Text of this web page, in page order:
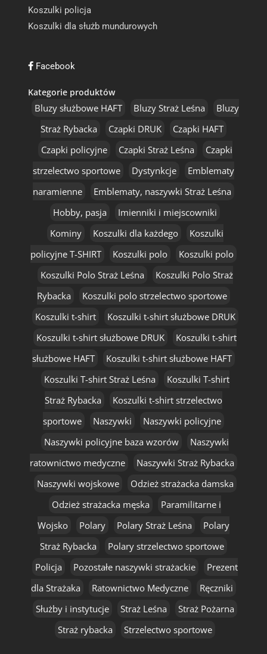
Koszulki policja
Koszulki dla służb mundurowych
Facebook
Kategorie produktów
Bluzy służbowe HAFT Bluzy Straż Leśna
Bluzy
Straż Rybacka
Czapki DRUK
Czapki HAFT
Czapki policyjne
Czapki Straż Leśna
Czapki
strzelectwo sportowe
Dystynkcje
Emblematy
naramienne
Emblematy, naszywki Straż Leśna
Hobby, pasja
Imienniki i miejscowniki
Kominy
Koszulki dla każdego
Koszulki
policyjne T-SHIRT
Koszulki polo
Koszulki polo
Koszulki Polo Straż Leśna
Koszulki Polo Straż
Rybacka
Koszulki polo strzelectwo sportowe
Koszulki t-shirt
Koszulki t-shirt służbowe DRUK
Koszulki t-shirt służbowe DRUK
Koszulki t-shirt
służbowe HAFT
Koszulki t-shirt służbowe HAFT
Koszulki T-shirt Straż Leśna
Koszulki T-shirt
Straż Rybacka
Koszulki t-shirt strzelectwo
sportowe
Naszywki
Naszywki policyjne
Naszywki policyjne baza wzorów
Naszywki
ratownictwo medyczne
Naszywki Straż Rybacka
Naszywki wojskowe
Odzież strażacka damska
Odzież strażacka męska
Paramilitarne i
Wojsko
Polary Polary Straż Leśna
Polary
Straż Rybacka
Polary strzelectwo sportowe
Policja
Pozostałe naszywki strażackie
Prezent
dla Strażaka
Ratownictwo Medyczne
Ręczniki
Służby i instytucje
Straż Leśna
Straż Pożarna
Straż rybacka
Strzelectwo sportowe